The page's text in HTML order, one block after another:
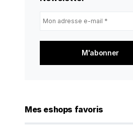
Mes eshops favoris